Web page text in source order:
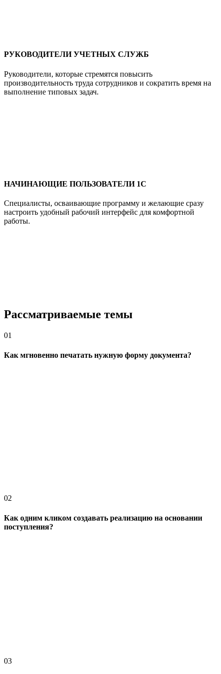
РУКОВОДИТЕЛИ УЧЕТНЫХ СЛУЖБ
Руководители, которые стремятся повысить
производительность труда сотрудников и сократить время на
выполнение типовых задач.
НАЧИНАЮЩИЕ ПОЛЬЗОВАТЕЛИ 1С
Специалисты, осваивающие программу и желающие сразу
настроить удобный рабочий интерфейс для комфортной
работы.
Рассматриваемые темы
01
Как мгновенно печатать нужную форму документа?
02
Как одним кликом создавать реализацию на основании
поступления?
03